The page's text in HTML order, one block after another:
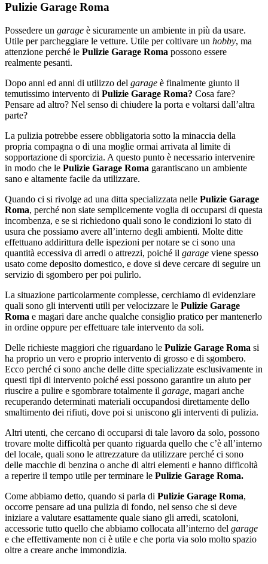
Pulizie Garage Roma
Possedere un garage è sicuramente un ambiente in più da usare.
Utile per parcheggiare le vetture. Utile per coltivare un hobby, ma
attenzione perché le Pulizie Garage Roma possono essere
realmente pesanti.
Dopo anni ed anni di utilizzo del garage è finalmente giunto il
temutissimo intervento di Pulizie Garage Roma? Cosa fare?
Pensare ad altro? Nel senso di chiudere la porta e voltarsi dall’altra
parte?
La pulizia potrebbe essere obbligatoria sotto la minaccia della
propria compagna o di una moglie ormai arrivata al limite di
sopportazione di sporcizia. A questo punto è necessario intervenire
in modo che le Pulizie Garage Roma garantiscano un ambiente
sano e altamente facile da utilizzare.
Quando ci si rivolge ad una ditta specializzata nelle Pulizie Garage
Roma, perché non siate semplicemente voglia di occuparsi di questa
incombenza, e se si richiedono quali sono le condizioni lo stato di
usura che possiamo avere all’interno degli ambienti. Molte ditte
effettuano addirittura delle ispezioni per notare se ci sono una
quantità eccessiva di arredi o attrezzi, poiché il garage viene spesso
usato come deposito domestico, e dove si deve cercare di seguire un
servizio di sgombero per poi pulirlo.
La situazione particolarmente complesse, cerchiamo di evidenziare
quali sono gli interventi utili per velocizzare le Pulizie Garage
Roma e magari dare anche qualche consiglio pratico per mantenerlo
in ordine oppure per effettuare tale intervento da soli.
Delle richieste maggiori che riguardano le Pulizie Garage Roma si
ha proprio un vero e proprio intervento di grosso e di sgombero.
Ecco perché ci sono anche delle ditte specializzate esclusivamente in
questi tipi di intervento poiché essi possono garantire un aiuto per
riuscire a pulire e sgombrare totalmente il garage, magari anche
recuperando determinati materiali occupandosi direttamente dello
smaltimento dei rifiuti, dove poi si uniscono gli interventi di pulizia.
Altri utenti, che cercano di occuparsi di tale lavoro da solo, possono
trovare molte difficoltà per quanto riguarda quello che c’è all’interno
del locale, quali sono le attrezzature da utilizzare perché ci sono
delle macchie di benzina o anche di altri elementi e hanno difficoltà
a reperire il tempo utile per terminare le Pulizie Garage Roma.
Come abbiamo detto, quando si parla di Pulizie Garage Roma,
occorre pensare ad una pulizia di fondo, nel senso che si deve
iniziare a valutare esattamente quale siano gli arredi, scatoloni,
accessorie tutto quello che abbiamo collocata all’interno del garage
e che effettivamente non ci è utile e che porta via solo molto spazio
oltre a creare anche immondizia.